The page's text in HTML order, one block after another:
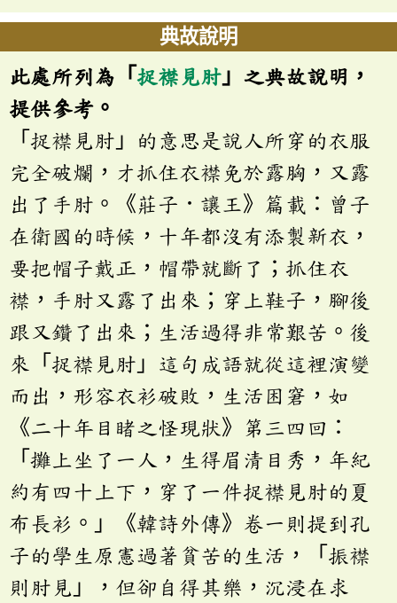
典故說明
此處所列為「捉襟見肘 」之典故說明，
提供參考。
「捉襟見肘」的意思是說人所穿的衣服
完全破爛，才抓住衣襟免於露胸，又露
出了手肘。《莊子．讓王》篇載：曾子
在衛國的時候，十年都沒有添製新衣，
要把帽子戴正，帽帶就斷了；抓住衣
襟，手肘又露了出來；穿上鞋子，腳後
跟又鑽了出來；生活過得非常艱苦。後
來「捉襟見肘」這句成語就從這裡演變
而出，形容衣衫破敗，生活困窘，如
《二十年目睹之怪現狀》第三四回：
「攤上坐了一人，生得眉清目秀，年紀
約有四十上下，穿了一件捉襟見肘的夏
布長衫。」《韓詩外傳》卷一則提到孔
子的學生原憲過著貧苦的生活，「振襟
則肘見」，但卻自得其樂，沉浸在求